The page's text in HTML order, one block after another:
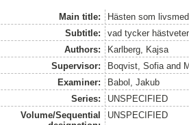
Main title:
Hästen som
Subtitle:
vad tycker
Authors:
Karlberg, Kajsa
Supervisor:
Boqvist, Sofiaand
Examiner:
Babol, Jakub
Series:
UNSPECIFIED
Volume/Sequential
UNSPECIFIED